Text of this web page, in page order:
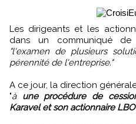
Les dirigeants et les actionnaires de FRAM ont indiqué
dans un communiqué de
"l'examen de plusieurs
pérennité de l'entreprise."
A ce jour, la direction
"à une procédure de
Karavel et son actionnaire